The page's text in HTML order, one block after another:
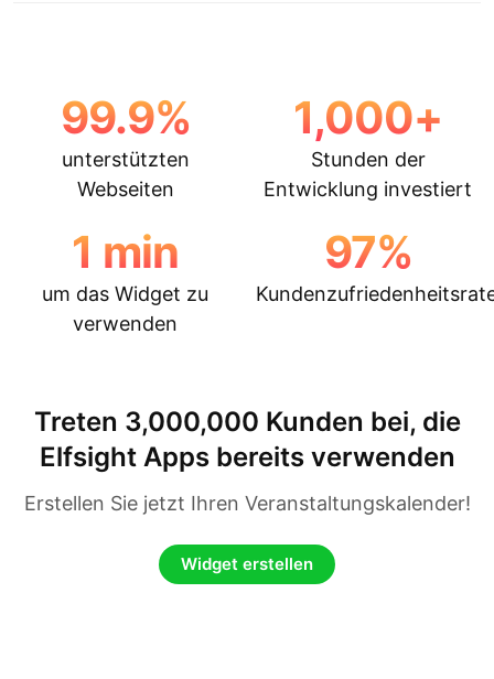
99.9%
unterstützten
Webseiten
1,000+
Stunden der
Entwicklung investiert
1 min
um das Widget zu
verwenden
97%
Treten 3,000,000 Kunden bei, die
Elfsight Apps bereits verwenden
Erstellen Sie jetzt Ihren Veranstaltungskalender!
Widget erstellen